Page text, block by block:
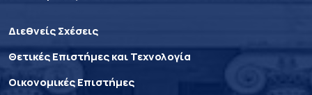
Διεθνείς Σχέσεις
Θετικές Επιστήμες και Τεχνολογία
Οικονομικές Επιστήμες